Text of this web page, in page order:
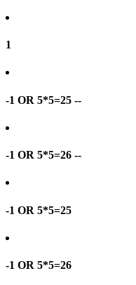
1
-1 OR 5*5=25 --
-1 OR 5*5=26 --
-1 OR 5*5=25
-1 OR 5*5=26